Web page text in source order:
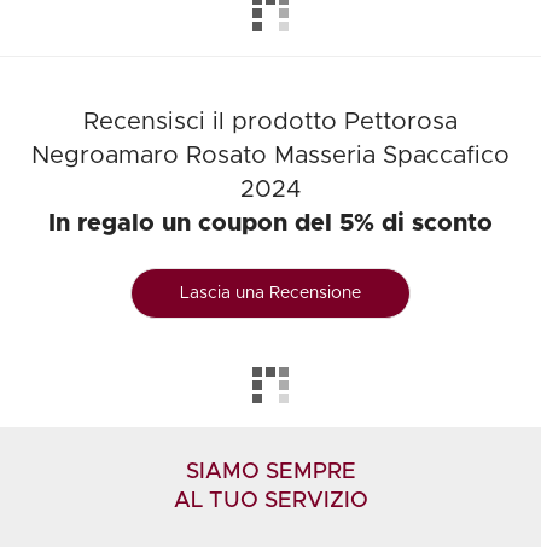
Recensisci il prodotto Pettorosa
Negroamaro Rosato Masseria Spaccafico
2024
In regalo un coupon del 5% di sconto
Lascia una Recensione
SIAMO SEMPRE
AL TUO SERVIZIO